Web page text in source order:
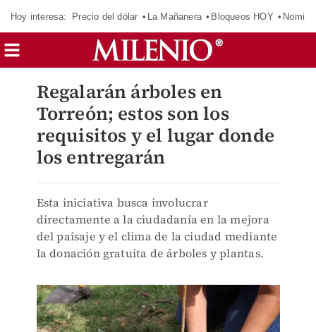
Hoy interesa: Precio del dólar La Mañanera Bloqueos HOY
Regalarán árboles en
Torreón; estos son los
requisitos y el lugar donde
los entregarán
Esta iniciativa busca involucrar
directamente a la ciudadanía en la mejora
del paisaje y el clima de la ciudad mediante
la donación gratuita de árboles y plantas.